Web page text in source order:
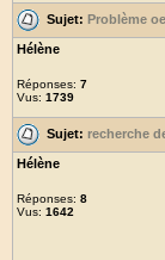
Sujet: Problème
Hélène
Réponses: 7
Vus: 1739
Sujet: recherche
Hélène
Réponses: 8
Vus: 1642